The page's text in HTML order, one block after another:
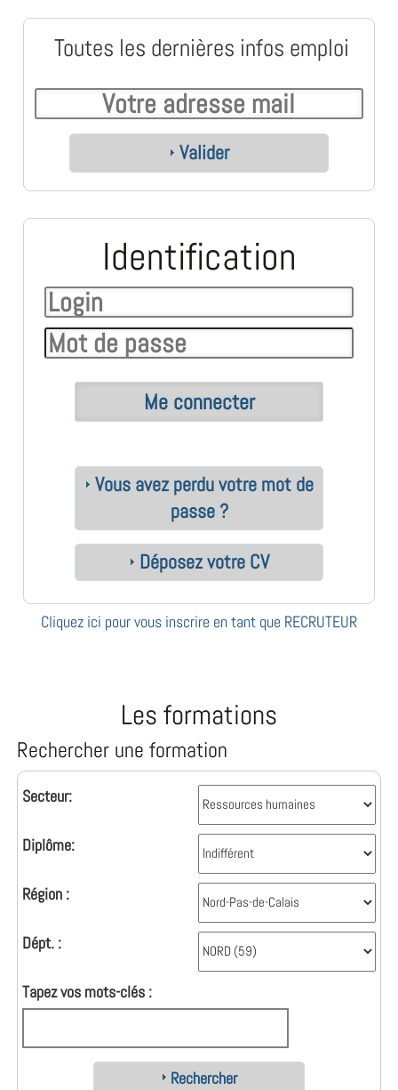
Toutes les dernières infos emploi
Valider
Identification
Vous avez perdu votre mot de
passe ?
Déposez votre CV
Cliquez ici pour vous inscrire en tant que RECRUTEUR
Les formations
Rechercher une formation
Secteur:
Diplôme:
Région :
Dépt. :
Tapez vos mots-clés :
Rechercher